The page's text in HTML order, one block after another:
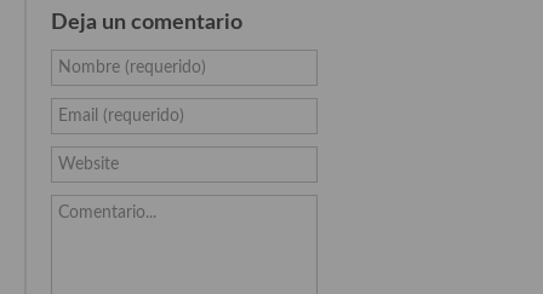
Cocina China
Cocina del Pacifico
Cocina filipina
Cocina de Hawái
Deja un comentario
Nombre (requerido)
Email (requerido)
Website
Comentario...